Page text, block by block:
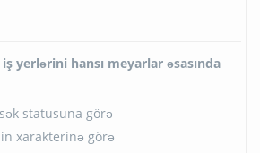
yerlərini hansı meyarlar əsasında
statusuna görə
xarakterinə görə